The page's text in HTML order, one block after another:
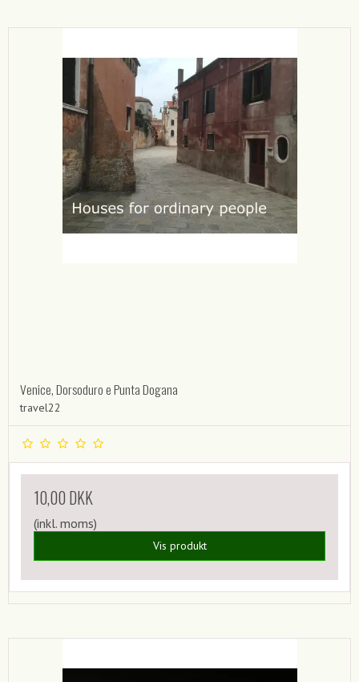
Venice, Dorsoduro e Punta Dogana
travel22
10,00 DKK
(inkl. moms)
Vis produkt